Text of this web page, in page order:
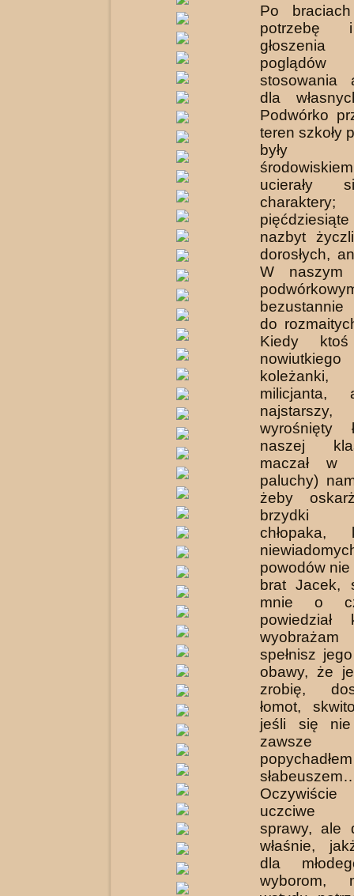
Po
potrzebę
głoszenia
stosowania
dla
Podwórko
teren szkoły
były
ucierały
nazbyt
dorosłych,
W naszym
bezustannie
do
Kiedy
milicjanta,
najstarszy,
wyrośnięty
naszej
maczał w
paluchy)
żeby
brzydki
powodów nie
brat Jacek,
mnie o
powiedział
spełnisz
obawy, że
zrobię,
łomot,
jeśli się nie
zawsze
Oczywiście
uczciwe
sprawy, ale
właśnie,
dla
wyborom,